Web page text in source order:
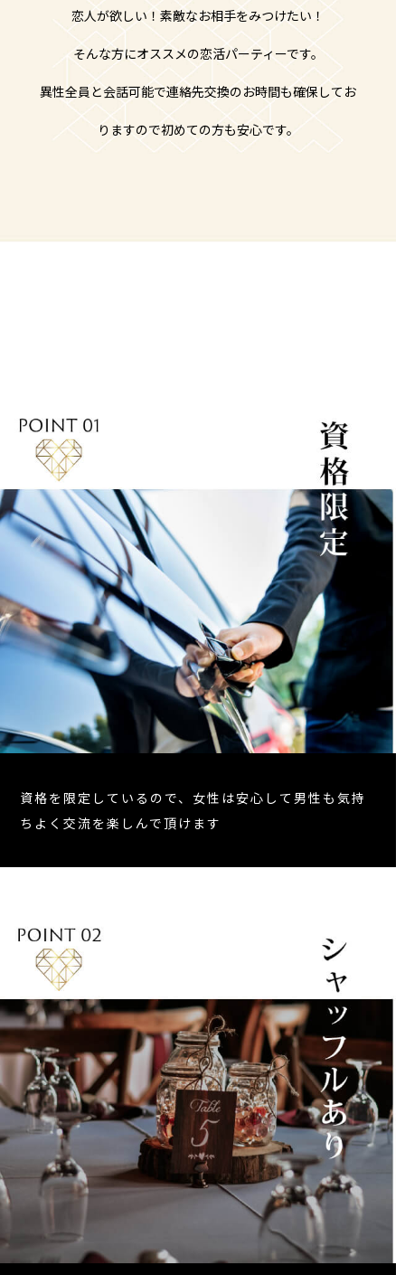
恋人が欲しい！素敵なお相手をみつけたい！
そんな方にオススメの恋活パーティーです。
異性全員と会話可能で連絡先交換のお時間も確保してお
りますので初めての方も安心です。
資格を限定しているので、女性は安心して男性も気持
ちよく交流を楽しんで頂けます